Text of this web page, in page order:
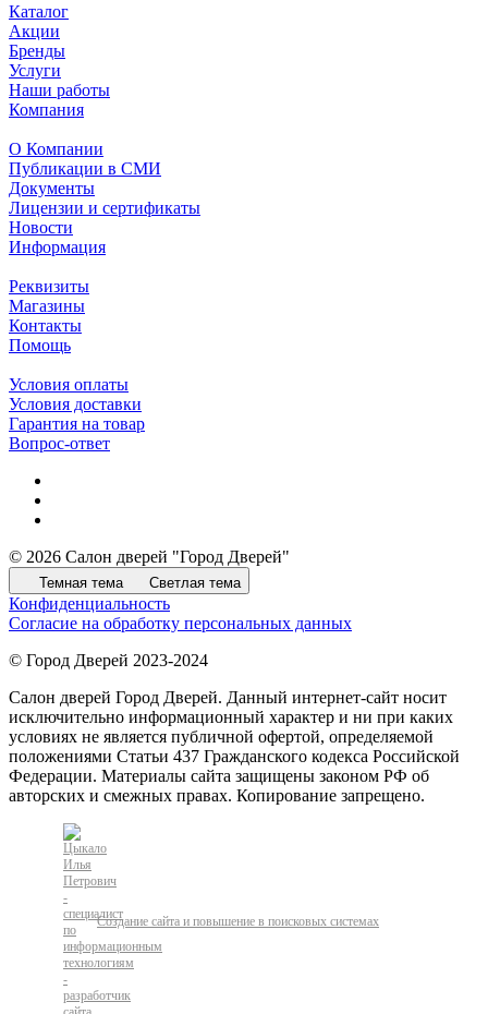
Каталог
Акции
Бренды
Услуги
Наши работы
Компания
О Компании
Публикации в СМИ
Документы
Лицензии и сертификаты
Новости
Информация
Реквизиты
Магазины
Контакты
Помощь
Условия оплаты
Условия доставки
Гарантия на товар
Вопрос-ответ
© 2026 Салон дверей "Город Дверей"
Темная тема Светлая тема
Конфиденциальность
Согласие на обработку персональных данных
© Город Дверей 2023-2024
Салон дверей Город Дверей. Данный интернет-сайт носит
исключительно информационный характер и ни при каких
условиях не является публичной офертой, определяемой
положениями Статьи 437 Гражданского кодекса Российской
Федерации. Материалы сайта защищены законом РФ об
авторских и смежных правах. Копирование запрещено.
Создание сайта и повышение в поисковых системах